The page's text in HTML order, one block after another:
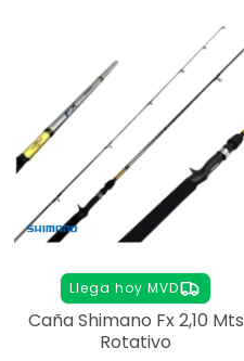
Llega hoy MVD
Caña Shimano Fx 2,10 Mts
Rotativo